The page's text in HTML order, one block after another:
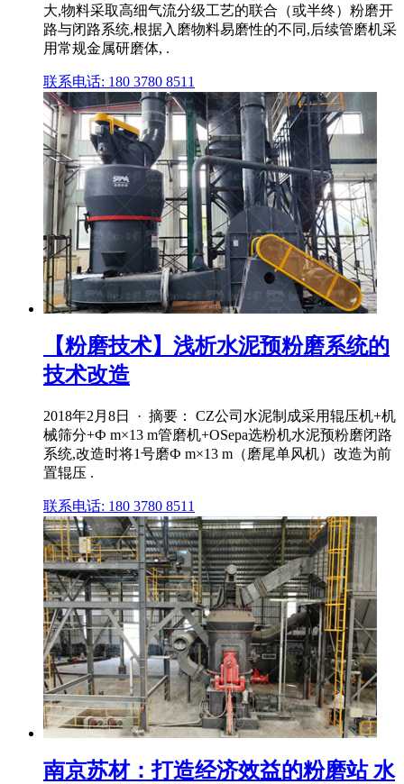
大,物料采取高细气流分级工艺的联合（或半终）粉磨开
路与闭路系统,根据入磨物料易磨性的不同,后续管磨机采
用常规金属研磨体, .
联系电话: 180 3780 8511
【粉磨技术】浅析水泥预粉磨系统的
技术改造
2018年2月8日 · 摘要： CZ公司水泥制成采用辊压机+机
械筛分+Ф m×13 m管磨机+OSepa选粉机水泥预粉磨闭路
系统,改造时将1号磨Ф m×13 m（磨尾单风机）改造为前
置辊压 .
联系电话: 180 3780 8511
南京苏材：打造经济效益的粉磨站 水